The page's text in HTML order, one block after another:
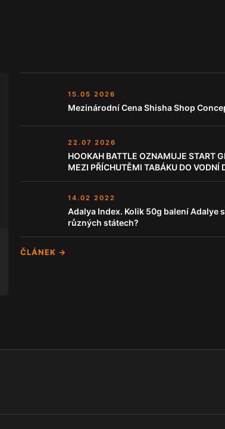
15.05 2026
Mezinárodní Cena Shisha Shop
22.07 2026
HOOKAH BATTLE OZNAMUJE START
MEZI PŘÍCHUTĚMI TABÁKU DO VODNÍ
14.02 2022
Adalya Index. Kolik 50g balení Adalye
různých státech?
ČLÁNEK →